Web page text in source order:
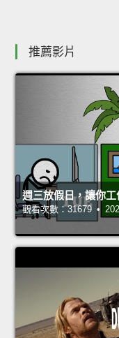
推薦影片
週三放假日，讓你工
觀看次數：31679 •